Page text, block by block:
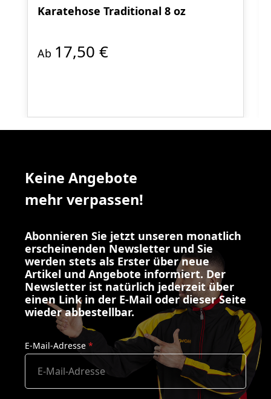
Karatehose Traditional 8 oz
Ab 17,50 €
Keine Angebote
mehr verpassen!
Abonnieren Sie jetzt unseren monatlich
erscheinenden Newsletter und Sie
werden stets als Erster über neue
Artikel und Angebote informiert. Der
Newsletter ist natürlich jederzeit über
einen Link in der E-Mail oder dieser Seite
wieder abbestellbar.
E-Mail-Adresse *